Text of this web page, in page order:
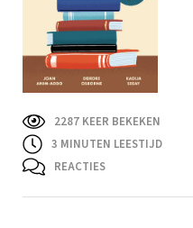
2287 KEER BEKEKEN
3 MINUTEN LEESTIJD
REACTIES